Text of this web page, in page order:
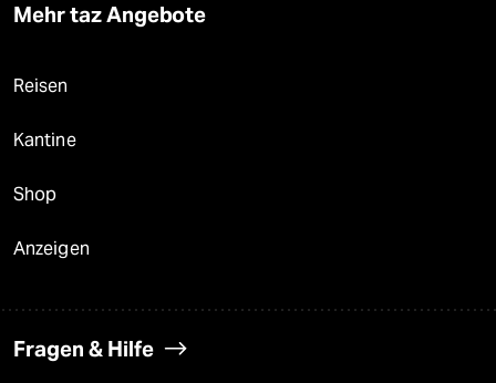
Mehr taz Angebote
Reisen
Kantine
Shop
Anzeigen
Fragen & Hilfe